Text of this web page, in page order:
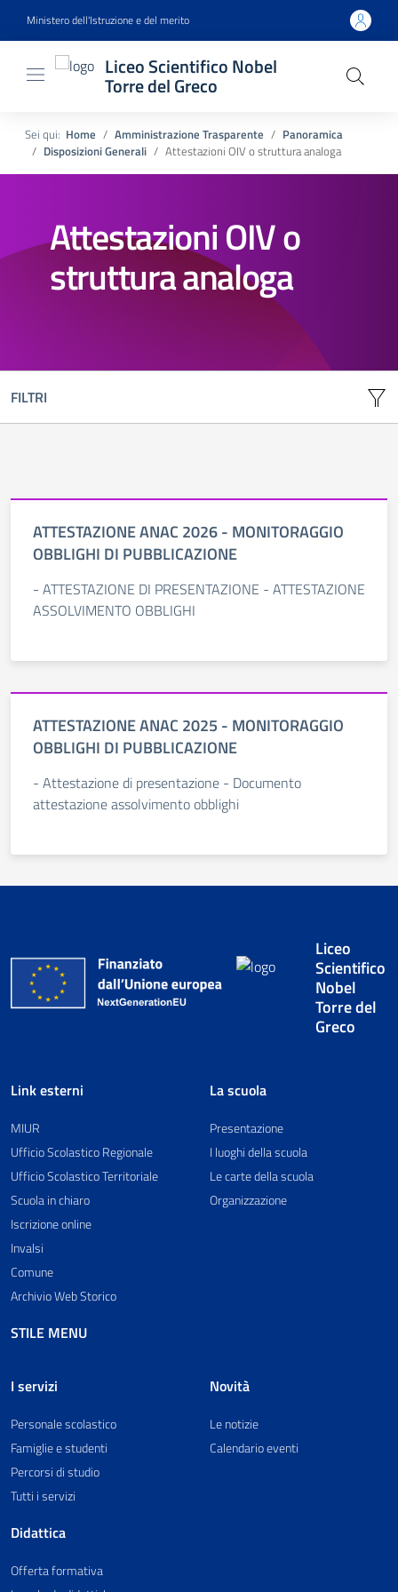
Ministero dell'Istruzione e del merito
Liceo Scientifico Nobel
Torre del Greco
Sei qui: Home Amministrazione Trasparente
Panoramica
Disposizioni Generali
Attestazioni OIV o struttura analoga
Attestazioni OIV o
struttura analoga
FILTRI
ATTESTAZIONE ANAC 2026 - MONITORAGGIO
OBBLIGHI DI PUBBLICAZIONE
- ATTESTAZIONE DI PRESENTAZIONE - ATTESTAZIONE
ASSOLVIMENTO OBBLIGHI
ATTESTAZIONE ANAC 2025 - MONITORAGGIO
OBBLIGHI DI PUBBLICAZIONE
- Attestazione di presentazione - Documento
attestazione assolvimento obblighi
Liceo
Scientifico
Nobel
Torre del
Greco
Link esterni
MIUR
Ufficio Scolastico Regionale
Ufficio Scolastico Territoriale
Scuola in chiaro
Iscrizione online
Invalsi
Comune
Archivio Web Storico
STILE MENU
La scuola
Presentazione
I luoghi della scuola
Le carte della scuola
Organizzazione
I servizi
Personale scolastico
Famiglie e studenti
Percorsi di studio
Tutti i servizi
Didattica
Offerta formativa
Novità
Le notizie
Calendario eventi